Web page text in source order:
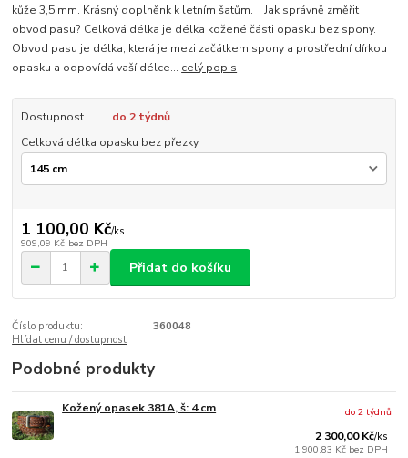
kůže 3,5 mm. Krásný doplněnk k letním šatům. Jak správně změřit
obvod pasu? Celková délka je délka kožené části opasku bez spony.
Obvod pasu je délka, která je mezi začátkem spony a prostřední dírkou
opasku a odpovídá vaší délce... celý popis
Dostupnost
do 2 týdnů
Celková délka opasku bez přezky
1 100,00 Kč/ks
909,09 Kč bez DPH
Přidat do košíku
Číslo produktu:
360048
Hlídat cenu / dostupnost
Podobné produkty
Kožený opasek 381A, š: 4 cm
2 300,00 Kč/ks
1 900,83 Kč bez DPH
do 2 týdnů